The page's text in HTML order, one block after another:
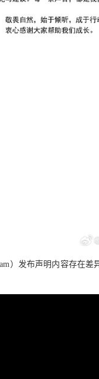
）发布声明内容存在